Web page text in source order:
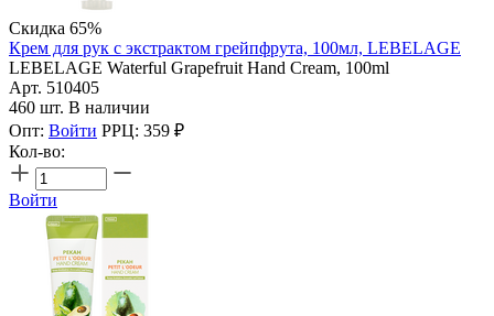
Скидка 65%
Крем для рук с экстрактом грейпфрута, 100мл, LEBELAGE
LEBELAGE Waterful Grapefruit Hand Cream, 100ml
Арт. 510405
460 шт. В наличии
Опт: Войти РРЦ: 359 ₽
Кол-во:
Войти